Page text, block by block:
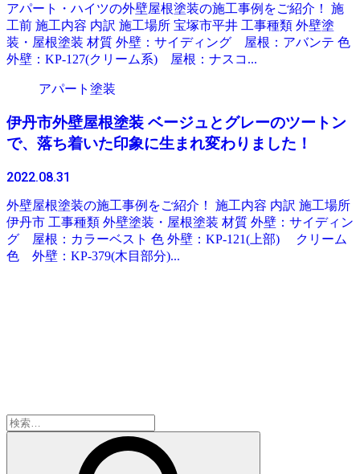
アパート・ハイツの外壁屋根塗装の施工事例をご紹介！ 施
工前 施工内容 内訳 施工場所 宝塚市平井 工事種類 外壁塗
装・屋根塗装 材質 外壁：サイディング 屋根：アバンテ 色
外壁：KP-127(クリーム系) 屋根：ナスコ...
アパート塗装
伊丹市外壁屋根塗装 ベージュとグレーのツートン
で、落ち着いた印象に生まれ変わりました！
2022.08.31
外壁屋根塗装の施工事例をご紹介！ 施工内容 内訳 施工場所
伊丹市 工事種類 外壁塗装・屋根塗装 材質 外壁：サイディン
グ 屋根：カラーベスト 色 外壁：KP-121(上部) クリーム
色 外壁：KP-379(木目部分)...
検
索: